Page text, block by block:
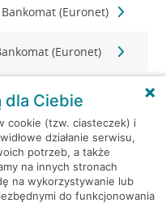
Bankomat (Euronet)
(Euronet)
Bankomat (Euronet)
(Euronet)
Bankomat
(Euronet)
dla Ciebie
cookie (tzw. ciasteczek) i
działanie serwisu,
potrzeb, a także
na innych stronach
na wykorzystywanie lub
do funkcjonowania